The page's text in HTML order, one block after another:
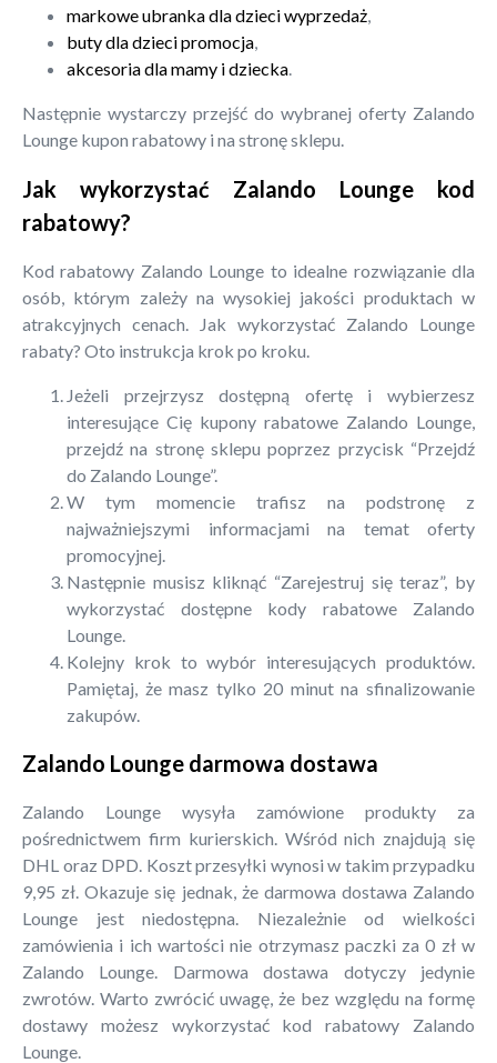
markowe ubranka dla dzieci wyprzedaż,
buty dla dzieci promocja,
akcesoria dla mamy i dziecka.
Następnie wystarczy przejść do wybranej oferty Zalando
Lounge kupon rabatowy i na stronę sklepu.
Jak wykorzystać Zalando Lounge kod
rabatowy?
Kod rabatowy Zalando Lounge to idealne rozwiązanie dla
osób, którym zależy na wysokiej jakości produktach w
atrakcyjnych cenach. Jak wykorzystać Zalando Lounge
rabaty? Oto instrukcja krok po kroku.
Jeżeli przejrzysz dostępną ofertę i wybierzesz
interesujące Cię kupony rabatowe Zalando Lounge,
przejdź na stronę sklepu poprzez przycisk “Przejdź
do Zalando Lounge”.
W tym momencie trafisz na podstronę z
najważniejszymi informacjami na temat oferty
promocyjnej.
Następnie musisz kliknąć “Zarejestruj się teraz”, by
wykorzystać dostępne kody rabatowe Zalando
Lounge.
Kolejny krok to wybór interesujących produktów.
Pamiętaj, że masz tylko 20 minut na sfinalizowanie
zakupów.
Zalando Lounge darmowa dostawa
Zalando Lounge wysyła zamówione produkty za
pośrednictwem firm kurierskich. Wśród nich znajdują się
DHL oraz DPD. Koszt przesyłki wynosi w takim przypadku
9,95 zł. Okazuje się jednak, że darmowa dostawa Zalando
Lounge jest niedostępna. Niezależnie od wielkości
zamówienia i ich wartości nie otrzymasz paczki za 0 zł w
Zalando Lounge. Darmowa dostawa dotyczy jedynie
zwrotów. Warto zwrócić uwagę, że bez względu na formę
dostawy możesz wykorzystać kod rabatowy Zalando
Lounge.